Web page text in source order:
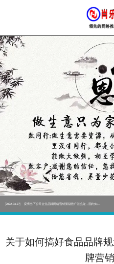
[2022-05-29] 实体门店如何做网络推广吸引客户，实体店网络营销技巧...
[2022-05-04] 污水处理设备厂家产品如何做网络推广（污水处理项目网...
[2022-03-27] 疫情当下公司企业品牌网络营销策划推广怎么做，国内知...
[2022-05-29] 实体门店如何做网络推广吸引客户，实体店网络营销技巧...
污水处理设备厂家产品如何做网络推广（污水处理项目网...
关于如何搞好食品品牌
牌营